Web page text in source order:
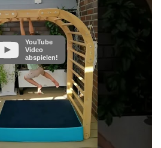
YouTube
Video
abspielen!